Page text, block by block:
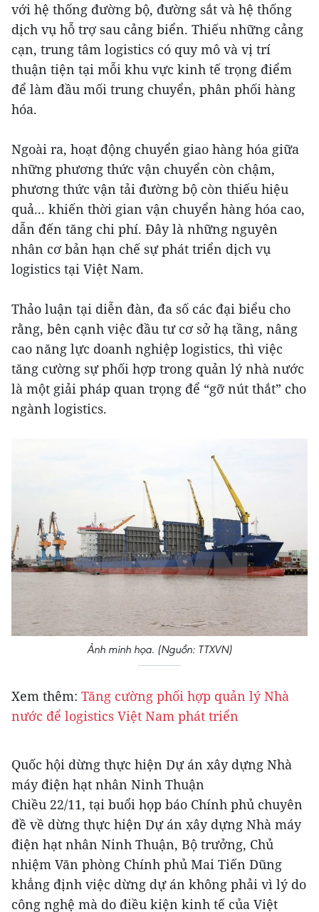
với hệ thống đường bộ, đường sắt và hệ thống
dịch vụ hỗ trợ sau cảng biển. Thiếu những cảng
cạn, trung tâm logistics có quy mô và vị trí
thuận tiện tại mỗi khu vực kinh tế trọng điểm
để làm đầu mối trung chuyển, phân phối hàng
hóa.
Ngoài ra, hoạt động chuyển giao hàng hóa giữa
những phương thức vận chuyển còn chậm,
phương thức vận tải đường bộ còn thiếu hiệu
quả... khiến thời gian vận chuyển hàng hóa cao,
dẫn đến tăng chi phí. Đây là những nguyên
nhân cơ bản hạn chế sự phát triển dịch vụ
logistics tại Việt Nam.
Thảo luận tại diễn đàn, đa số các đại biểu cho
rằng, bên cạnh việc đầu tư cơ sở hạ tầng, nâng
cao năng lực doanh nghiệp logistics, thì việc
tăng cường sự phối hợp trong quản lý nhà nước
là một giải pháp quan trọng để “gỡ nút thắt” cho
ngành logistics.
Ảnh minh họa. (Nguồn: TTXVN)
Xem thêm: Tăng cường phối hợp quản lý Nhà
nước để logistics Việt Nam phát triển
Quốc hội dừng thực hiện Dự án xây dựng Nhà
máy điện hạt nhân Ninh Thuận
Chiều 22/11, tại buổi họp báo Chính phủ chuyên
đề về dừng thực hiện Dự án xây dựng Nhà máy
điện hạt nhân Ninh Thuận, Bộ trưởng, Chủ
nhiệm Văn phòng Chính phủ Mai Tiến Dũng
khẳng định việc dừng dự án không phải vì lý do
công nghệ mà do điều kiện kinh tế của Việt